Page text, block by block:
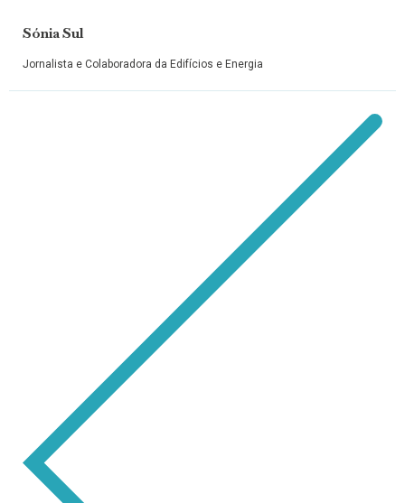
Sónia Sul
Jornalista e Colaboradora da Edifícios e Energia